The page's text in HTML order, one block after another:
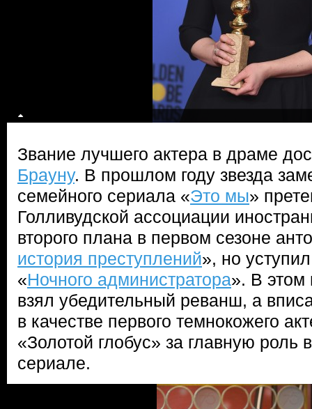
Звание лучшего актера в драме
Брауну. В прошлом году звезда
семейного сериала «Это мы»
Голливудской ассоциации
второго плана в первом сезоне
история преступлений», но
«Ночного администратора». В этом
взял убедительный реванш, а
в качестве первого темнокожего
«Золотой глобус» за главную роль
сериале.